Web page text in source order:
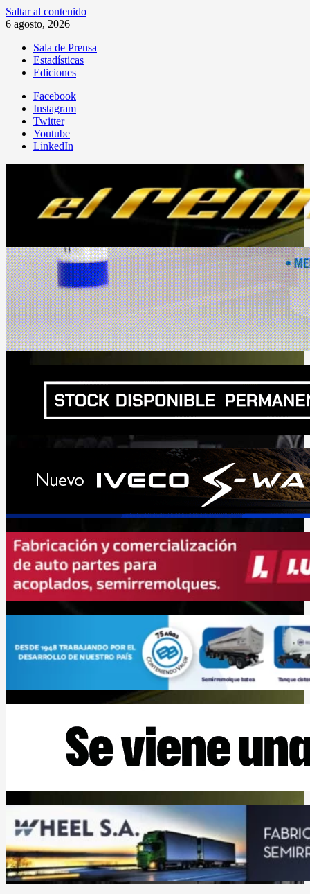
Saltar al contenido
6 agosto, 2026
Sala de Prensa
Estadísticas
Ediciones
Facebook
Instagram
Twitter
Youtube
LinkedIn